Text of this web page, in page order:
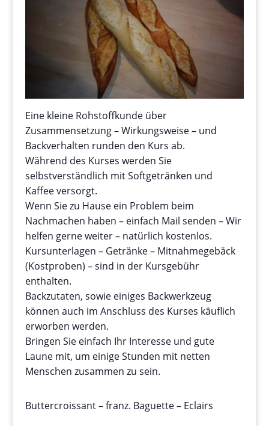
Eine kleine Rohstoffkunde über
Zusammensetzung – Wirkungsweise – und
Backverhalten runden den Kurs ab.
Während des Kurses werden Sie
selbstverständlich mit Softgetränken und
Kaffee versorgt.
Wenn Sie zu Hause ein Problem beim
Nachmachen haben – einfach Mail senden – Wir
helfen gerne weiter – natürlich kostenlos.
Kursunterlagen – Getränke – Mitnahmegebäck
(Kostproben) – sind in der Kursgebühr
enthalten.
Backzutaten, sowie einiges Backwerkzeug
können auch im Anschluss des Kurses käuflich
erworben werden.
Bringen Sie einfach Ihr Interesse und gute
Laune mit, um einige Stunden mit netten
Menschen zusammen zu sein.
Buttercroissant – franz. Baguette – Eclairs